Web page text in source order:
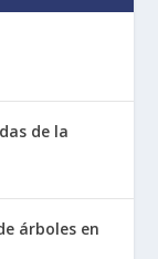
de la
árboles en